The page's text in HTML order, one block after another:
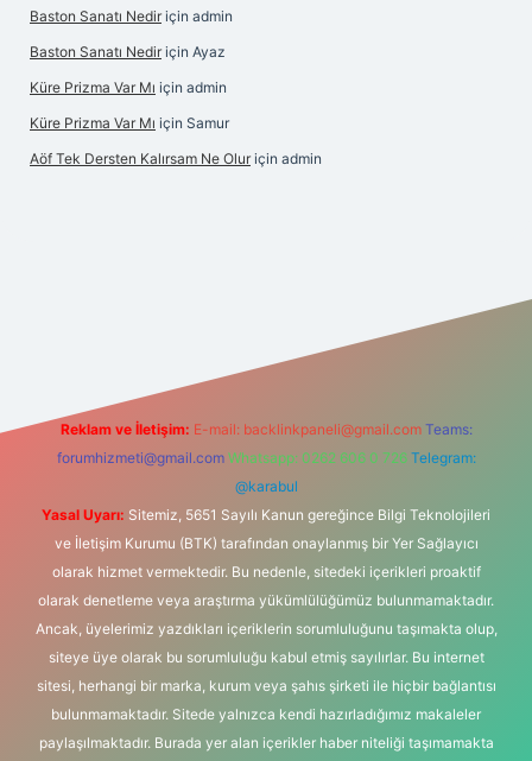
Baston Sanatı Nedir için admin
Baston Sanatı Nedir için Ayaz
Küre Prizma Var Mı için admin
Küre Prizma Var Mı için Samur
Aöf Tek Dersten Kalırsam Ne Olur için admin
Reklam ve İletişim: E-mail: backlinkpaneli@gmail.com Teams:
forumhizmeti@gmail.com Whatsapp: 0262 606 0 726 Telegram:
@karabul
Yasal Uyarı: Sitemiz, 5651 Sayılı Kanun gereğince Bilgi Teknolojileri
ve İletişim Kurumu (BTK) tarafından onaylanmış bir Yer Sağlayıcı
olarak hizmet vermektedir. Bu nedenle, sitedeki içerikleri proaktif
olarak denetleme veya araştırma yükümlülüğümüz bulunmamaktadır.
Ancak, üyelerimiz yazdıkları içeriklerin sorumluluğunu taşımakta olup,
siteye üye olarak bu sorumluluğu kabul etmiş sayılırlar. Bu internet
sitesi, herhangi bir marka, kurum veya şahıs şirketi ile hiçbir bağlantısı
bulunmamaktadır. Sitede yalnızca kendi hazırladığımız makaleler
paylaşılmaktadır. Burada yer alan içerikler haber niteliği taşımamakta